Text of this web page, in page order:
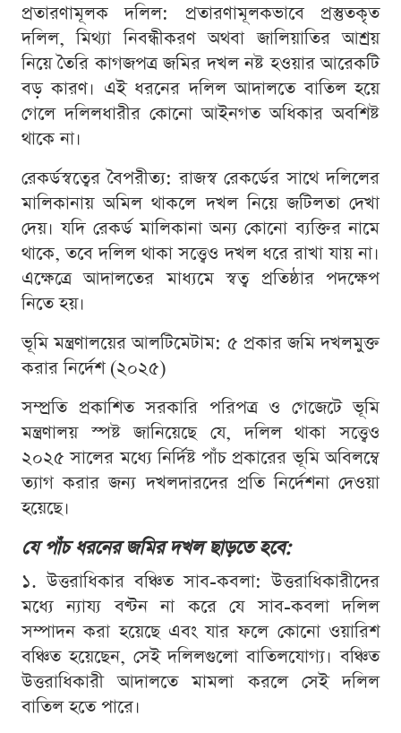
প্রতারণামূলক দলিল: প্রতারণামূলকভাবে প্রস্তুতকৃত
দলিল, মিথ্যা নিবন্ধীকরণ অথবা জালিয়াতির আশ্রয়
নিয়ে তৈরি কাগজপত্র জমির দখল নষ্ট হওয়ার আরেকটি
বড় কারণ। এই ধরনের দলিল আদালতে বাতিল হয়ে
গেলে দলিলধারীর কোনো আইনগত অধিকার অবশিষ্ট
থাকে না।
রেকর্ডস্বত্বের বৈপরীত্য: রাজস্ব রেকর্ডের সাথে দলিলের
মালিকানায় অমিল থাকলে দখল নিয়ে জটিলতা দেখা
দেয়। যদি রেকর্ড মালিকানা অন্য কোনো ব্যক্তির নামে
থাকে, তবে দলিল থাকা সত্ত্বেও দখল ধরে রাখা যায় না।
এক্ষেত্রে আদালতের মাধ্যমে স্বত্ব প্রতিষ্ঠার পদক্ষেপ
নিতে হয়।
ভূমি মন্ত্রণালয়ের আলটিমেটাম: ৫ প্রকার জমি দখলমুক্ত
করার নির্দেশ (২০২৫)
সম্প্রতি প্রকাশিত সরকারি পরিপত্র ও গেজেটে ভূমি
মন্ত্রণালয় স্পষ্ট জানিয়েছে যে, দলিল থাকা সত্ত্বেও
২০২৫ সালের মধ্যে নির্দিষ্ট পাঁচ প্রকারের ভূমি অবিলম্বে
ত্যাগ করার জন্য দখলদারদের প্রতি নির্দেশনা দেওয়া
হয়েছে।
যে পাঁচ ধরনের জমির দখল ছাড়তে হবে:
১. উত্তরাধিকার বঞ্চিত সাব-কবলা: উত্তরাধিকারীদের
মধ্যে ন্যায্য বণ্টন না করে যে সাব-কবলা দলিল
সম্পাদন করা হয়েছে এবং যার ফলে কোনো ওয়ারিশ
বঞ্চিত হয়েছেন, সেই দলিলগুলো বাতিলযোগ্য। বঞ্চিত
উত্তরাধিকারী আদালতে মামলা করলে সেই দলিল
বাতিল হতে পারে।